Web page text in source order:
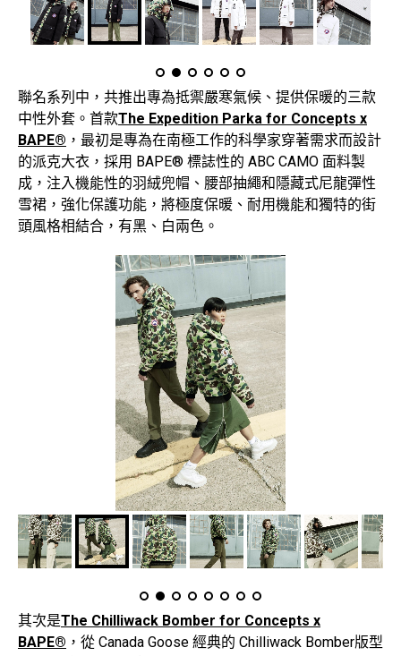
聯名系列中，共推出專為抵禦嚴寒氣候、提供保暖的三款
中性外套。首款The Expedition Parka for Concepts x
BAPE® ，最初是專為在南極工作的科學家穿著需求而設計
的派克大衣，採用 BAPE® 標誌性的 ABC CAMO 面料製
成，注入機能性的羽絨兜帽、腰部抽繩和隱藏式尼龍彈性
雪裙，強化保護功能，將極度保暖、耐用機能和獨特的街
頭風格相結合，有黑、白兩色。
其次是The Chilliwack Bomber for Concepts x
BAPE® ，從 Canada Goose 經典的 Chilliwack Bomber版型